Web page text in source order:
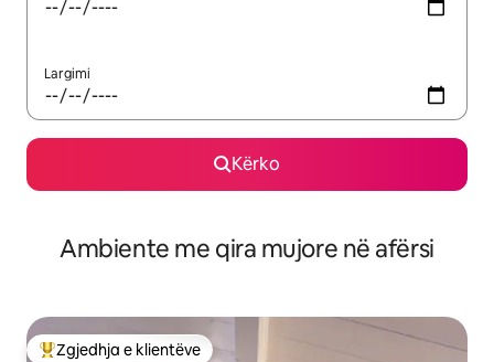
Largimi
Kërko
Ambiente me qira mujore në afërsi
Zgjedhja e klientëve